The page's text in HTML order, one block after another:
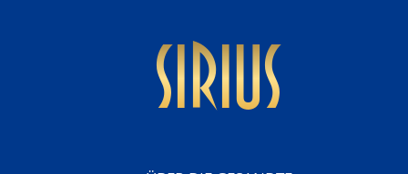
sirius